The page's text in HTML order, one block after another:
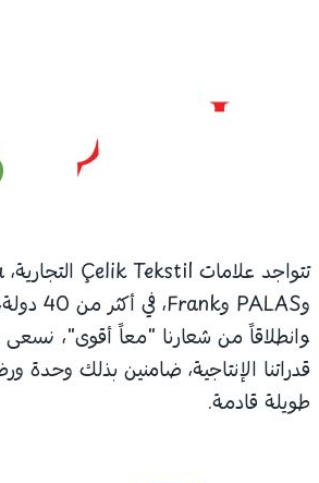
تتواجد علامات Çelik Tekstil التجارية، Selonya وEiffel
وPALAS وFrank، في أكثر من 40 دولة، وتجسد الجودة.
أقوى"، نسعى باستمرار لتعزيز
بذلك وحدة ورضا عملائنا لسنوات